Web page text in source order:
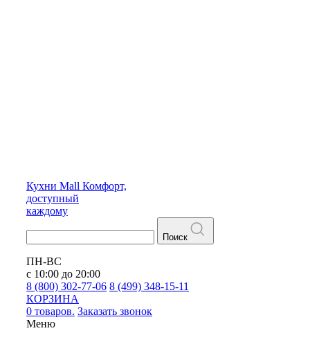
Кухни Mall Комфорт,
доступный
каждому
Поиск
ПН-ВС
с 10:00 до 20:00
8 (800) 302-77-06 8 (499) 348-15-11
КОРЗИНА
0 товаров. Заказать звонок
Меню